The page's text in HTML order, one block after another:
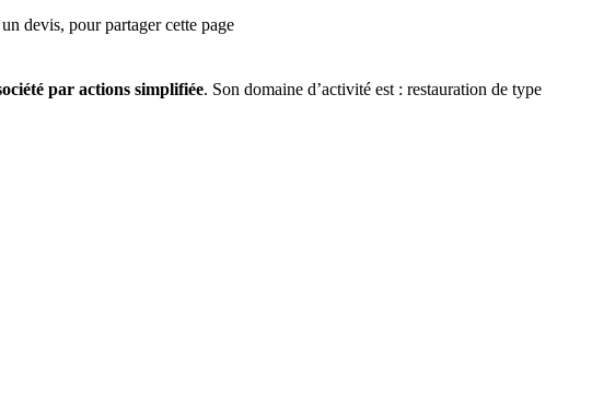
devis, pour partager cette page
par actions simplifiée. Son domaine d’activité est : restauration de type